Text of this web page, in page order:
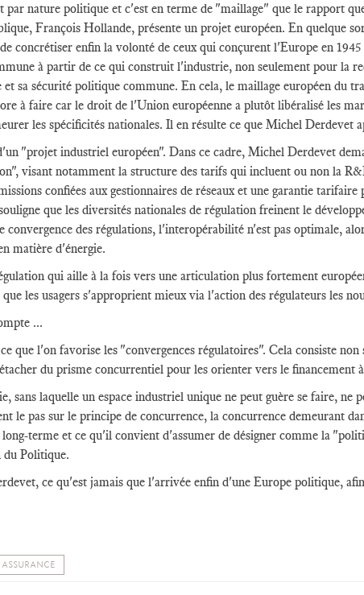
par nature politique et c'est en terme de "maillage" que le rapport
François Hollande, présente un projet européen. En quelque
concrétiser enfin la volonté de ceux qui conçurent l'Europe en
à partir de ce qui construit l'industrie, non seulement pour la
sa sécurité politique commune. En cela, le maillage européen du
à faire car le droit de l'Union européenne a plutôt libéralisé les
les spécificités nationales. Il en résulte ce que Michel Derdevet
"projet industriel européen". Dans ce cadre, Michel Derdevet
visant notamment la structure des tarifs qui incluent ou non la
confiées aux gestionnaires de réseaux et une garantie tarifaire
que les diversités nationales de régulation freinent le
convergence des régulations, l'interopérabilité n'est pas optimale,
matière d'énergie.
qui aille à la fois vers une articulation plus fortement
les usagers s'approprient mieux via l'action des régulateurs les
...
que l'on favorise les "convergences régulatoires". Cela consiste non
du prisme concurrentiel pour les orienter vers le financement
sans laquelle un espace industriel unique ne peut guère se faire, ne
le pas sur le principe de concurrence, la concurrence demeurant
terme et ce qu'il convient d'assumer de désigner comme la
du Politique.
ce qu'est jamais que l'arrivée enfin d'une Europe politique,